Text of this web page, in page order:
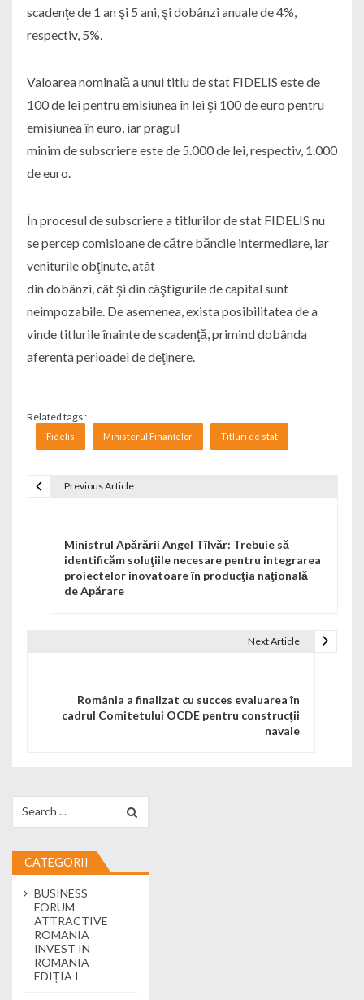
scadenţe de 1 an şi 5 ani, şi dobânzi anuale de 4%,
respectiv, 5%.
Valoarea nominală a unui titlu de stat FIDELIS este de
100 de lei pentru emisiunea în lei şi 100 de euro pentru
emisiunea în euro, iar pragul
minim de subscriere este de 5.000 de lei, respectiv, 1.000
de euro.
În procesul de subscriere a titlurilor de stat FIDELIS nu
se percep comisioane de către băncile intermediare, iar
veniturile obţinute, atât
din dobânzi, cât şi din câştigurile de capital sunt
neimpozabile. De asemenea, exista posibilitatea de a
vinde titlurile înainte de scadenţă, primind dobânda
aferenta perioadei de deţinere.
Related tags :
Fidelis Ministerul Finanțelor Titluri de stat
Previous Article
Ministrul Apărării Angel Tîlvăr: Trebuie să
identificăm soluţiile necesare pentru integrarea
proiectelor inovatoare în producţia naţională
de Apărare
Next Article
România a finalizat cu succes evaluarea în
cadrul Comitetului OCDE pentru construcţii
navale
CATEGORII
BUSINESS
FORUM
ATTRACTIVE
ROMANIA
INVEST IN
ROMANIA
EDIȚIA I